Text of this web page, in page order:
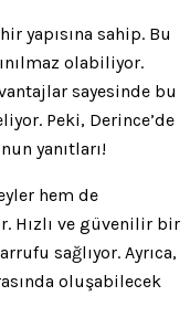
yapısına sahip. Bu
olabiliyor.
sayesinde bu
Peki, Derince’de
yanıtları!
hem de
Hızlı ve güvenilir bir
sağlıyor. Ayrıca,
oluşabilecek